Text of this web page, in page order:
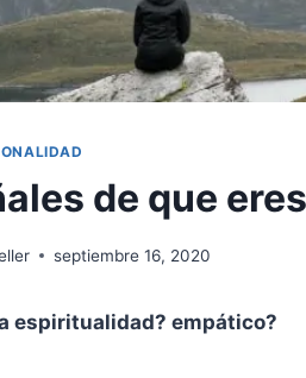
de que
septiembre 16, 2020
espiritualidad? empático?